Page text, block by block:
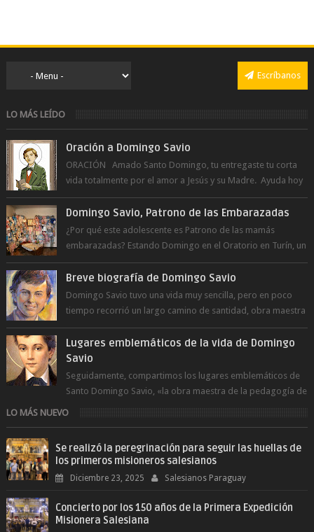
Escríbanos
LO MÁS LEÍDO
Oración a Domingo Savio
ORACIÓN Amado Santo Domingo, tu entregaste tu corta
vida totalmente por el amor a Jesús y su Madre. Ayuda hoy
a la juventud para ...
Domingo Savio, Patrono de las Embarazadas
¿Por qué este adolescente es Patrono de las mamás
embarazadas? Estando Domingo en el Oratorio en Turín, un
día le pide a Don Bosco...
Breve biografía de Domingo Savio
Domingo Savio tuvo una vida muy sencilla, pero en poco
tiempo recorrió un largo camino de santidad, obra maestra
del Espíritu Santo y fr...
Lugares emblemáticos de la vida de Domingo
Savio
Seguidamente, compartimos los lugares emblemáticos de
Santo Domingo Savio, «la obra maestra de la pedagogía de
Don Bosco». San Giovann...
LO MÁS NUEVO
Se realizó la peregrinación para seguir las huellas de
los primeros misioneros salesianos
Diciembre 23, 2025 Salesianos Paraguay
Concierto por los 150 años de la Primera Expedición
Misionera Salesiana